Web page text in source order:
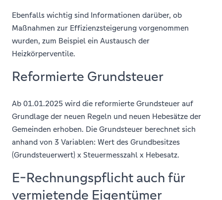
Ebenfalls wichtig sind Informationen darüber, ob
Maßnahmen zur Effizienzsteigerung vorgenommen
wurden, zum Beispiel ein Austausch der
Heizkörperventile.
Reformierte Grundsteuer
Ab 01.01.2025 wird die reformierte Grundsteuer auf
Grundlage der neuen Regeln und neuen Hebesätze der
Gemeinden erhoben. Die Grundsteuer berechnet sich
anhand von 3 Variablen: Wert des Grundbesitzes
(Grundsteuerwert) x Steuermesszahl x Hebesatz.
E-Rechnungspflicht auch für
vermietende Eigentümer